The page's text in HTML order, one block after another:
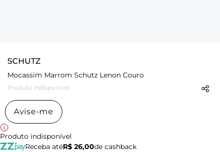
SCHUTZ
Mocassim Marrom Schutz Lenon Couro
Produto indisponível
Avise-me
Produto indisponível
Receba atéR$ 26,00de cashback